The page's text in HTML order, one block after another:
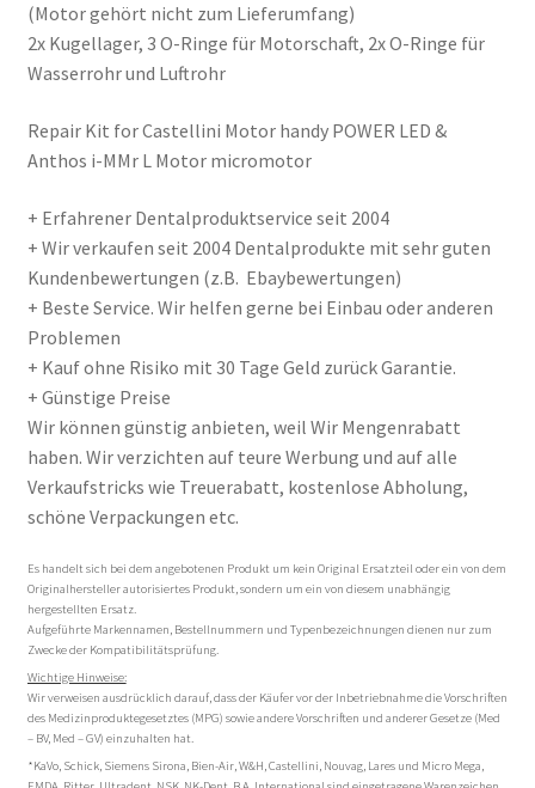
(Motor gehört nicht zum Lieferumfang)
2x Kugellager, 3 O-Ringe für Motorschaft, 2x O-Ringe für
Wasserrohr und Luftrohr
Repair Kit for Castellini Motor handy POWER LED &
Anthos i-MMr L Motor micromotor
+ Erfahrener Dentalproduktservice seit 2004
+ Wir verkaufen seit 2004 Dentalprodukte mit sehr guten
Kundenbewertungen (z.B. Ebaybewertungen)
+ Beste Service. Wir helfen gerne bei Einbau oder anderen
Problemen
+ Kauf ohne Risiko mit 30 Tage Geld zurück Garantie.
+ Günstige Preise
Wir können günstig anbieten, weil Wir Mengenrabatt
haben. Wir verzichten auf teure Werbung und auf alle
Verkaufstricks wie Treuerabatt, kostenlose Abholung,
schöne Verpackungen etc.
Es handelt sich bei dem angebotenen Produkt um kein Original Ersatzteil oder ein von dem
Originalhersteller autorisiertes Produkt, sondern um ein von diesem unabhängig
hergestellten Ersatz.
Aufgeführte Markennamen, Bestellnummern und Typenbezeichnungen dienen nur zum
Zwecke der Kompatibilitätsprüfung.
Wichtige Hinweise:
Wir verweisen ausdrücklich darauf, dass der Käufer vor der Inbetriebnahme die Vorschriften
des Medizinproduktegesetztes (MPG) sowie andere Vorschriften und anderer Gesetze (Med
– BV, Med – GV) einzuhalten hat.
*KaVo, Schick, Siemens Sirona, Bien-Air, W&H, Castellini, Nouvag, Lares und Micro Mega,